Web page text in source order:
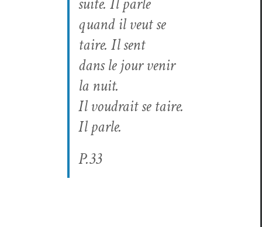
quand il veut se
taire. Il sent
dans le jour venir
la nuit.
Il voudrait se taire.
Il parle.
P.33